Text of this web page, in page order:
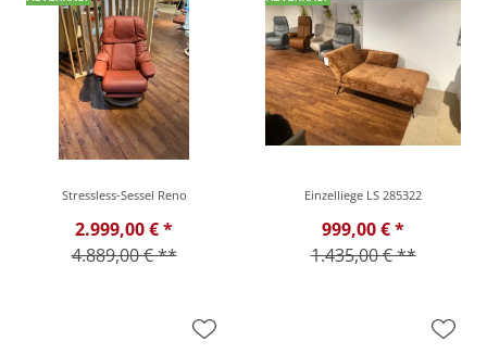
Stressless-Sessel Reno
2.999,00 € *
4.889,00 € **
Einzelliege LS 285322
999,00 € *
1.435,00 € **